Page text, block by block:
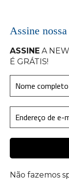
Assine
ASSINE A
É GRÁTIS!
Não fazemos